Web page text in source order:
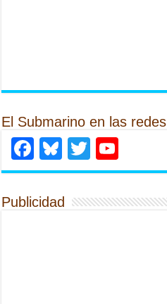
El Submarino en las redes
Facebook
Bluesky
Twitter
Publicidad